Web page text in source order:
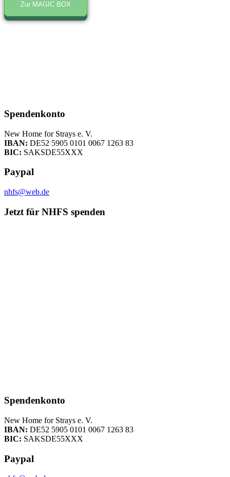
Zur MAGIC BOX
Spendenkonto
New Home for Strays e. V.
IBAN: DE52 5905 0101 0067 1263 83
BIC: SAKSDE55XXX
Paypal
nhfs@web.de
Jetzt für NHFS spenden
Spendenkonto
New Home for Strays e. V.
IBAN: DE52 5905 0101 0067 1263 83
BIC: SAKSDE55XXX
Paypal